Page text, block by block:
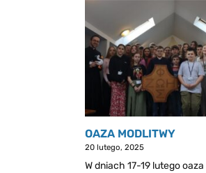
OAZA MODLITWY
20 lutego, 2025
W dniach 17-19 lutego